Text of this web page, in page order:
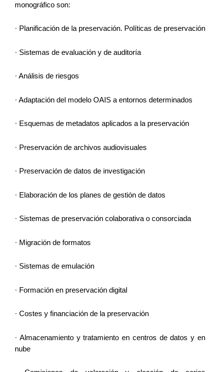
monográfico son:
· Planificación de la preservación. Políticas de preservación
· Sistemas de evaluación y de auditoría
· Análisis de riesgos
· Adaptación del modelo OAIS a entornos determinados
· Esquemas de metadatos aplicados a la preservación
· Preservación de archivos audiovisuales
· Preservación de datos de investigación
· Elaboración de los planes de gestión de datos
· Sistemas de preservación colaborativa o consorciada
· Migración de formatos
· Sistemas de emulación
· Formación en preservación digital
· Costes y financiación de la preservación
· Almacenamiento y tratamiento en centros de datos y en
nube